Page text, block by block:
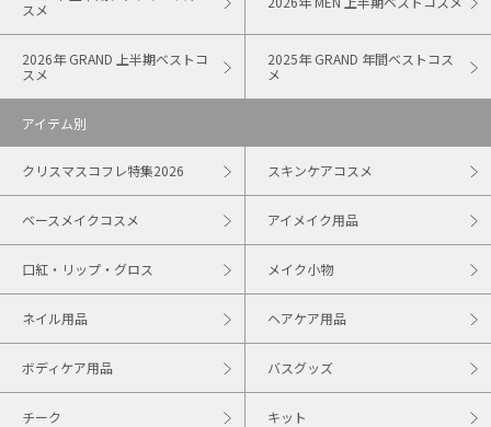
スメ
2026年 GRAND 上半期ベストコ
スメ
2025年 GRAND 年間ベストコス
メ
アイテム別
クリスマスコフレ特集2026 スキンケアコスメ
ベースメイクコスメ アイメイク用品
口紅・リップ・グロス メイク小物
ネイル用品 ヘアケア用品
ボディケア用品 バスグッズ
チーク キット